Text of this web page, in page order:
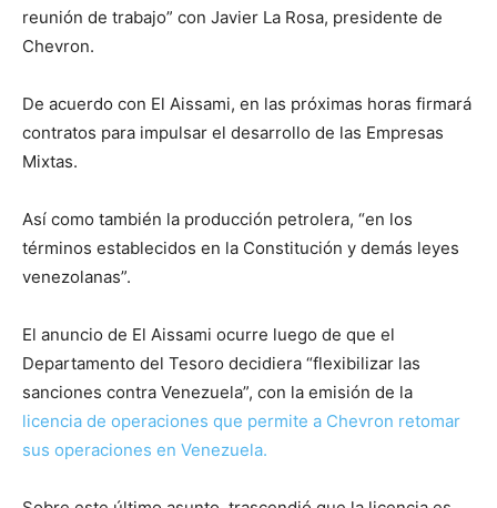
reunión de trabajo” con Javier La Rosa, presidente de
Chevron.
De acuerdo con El Aissami, en las próximas horas firmará
contratos para impulsar el desarrollo de las Empresas
Mixtas.
Así como también la producción petrolera, “en los
términos establecidos en la Constitución y demás leyes
venezolanas”.
El anuncio de El Aissami ocurre luego de que el
Departamento del Tesoro decidiera “flexibilizar las
sanciones contra Venezuela”, con la emisión de la
licencia de operaciones que permite a Chevron retomar
sus operaciones en Venezuela.